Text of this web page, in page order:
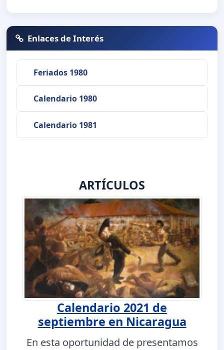
Enlaces de Interés
Feriados 1980
Calendario 1980
Calendario 1981
ARTÍCULOS
Calendario 2021 de
septiembre en Nicaragua
En esta oportunidad de presentamos